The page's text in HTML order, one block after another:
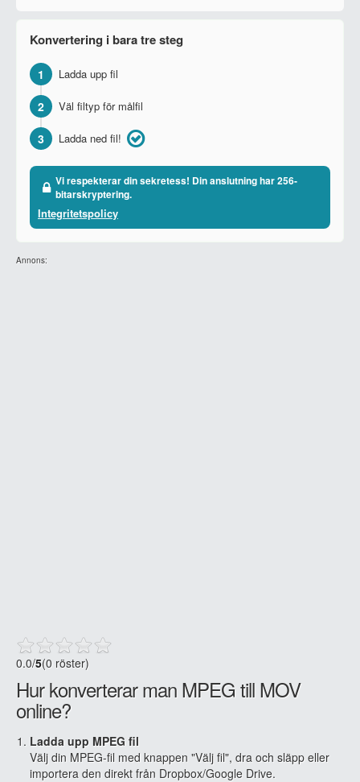
Konvertering i bara tre steg
1 Ladda upp fil
2 Väl filtyp för målfil
3 Ladda ned fil!
Vi respekterar din sekretess! Din anslutning har 256-
bitarskryptering.
Integritetspolicy
Annons:
0.0/5(0 röster)
Hur konverterar man MPEG till MOV
online?
Ladda upp MPEG fil
Välj din MPEG-fil med knappen "Välj fil", dra och släpp eller
importera den direkt från Dropbox/Google Drive.